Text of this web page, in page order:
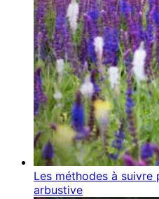
Les méthodes à suivre
arbustive